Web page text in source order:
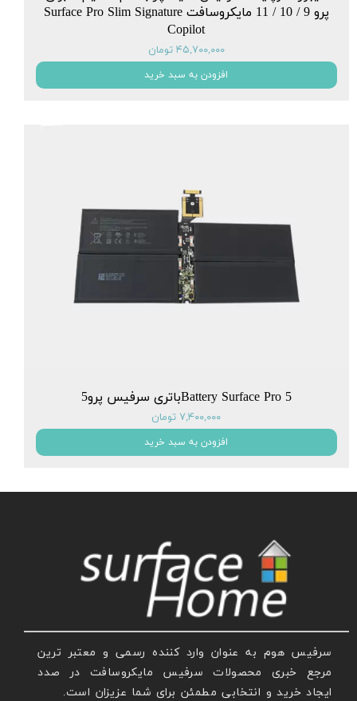
پرو 9 / 10 / 11 مایکروسافت Surface Pro Slim Signature
Copilot
۴۵,۷۰۰,۰۰۰ تومان
افزودن به سبد خرید
Battery Surface Pro 5باتری سرفیس پرو5
۷,۴۰۰,۰۰۰ تومان
افزودن به سبد خرید
سرفیس هوم به عنوان وارد کننده رسمی و معتبر ترین
مرجع خبری محصولات سرفیس مایکروسافت در صدد
ایجاد خرید و انتخابی مطمئن برای شما عزیزان است.